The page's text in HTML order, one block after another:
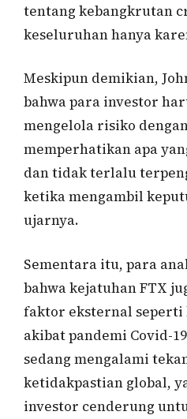
tentang kebangkrutan
keseluruhan hanya
Meskipun demikian,
bahwa para investor
mengelola risiko
memperhatikan apa
dan tidak terlalu
ketika mengambil
ujarnya.
Sementara itu, para
bahwa kejatuhan FTX
faktor eksternal seperti
akibat pandemi Covid-
sedang mengalami
ketidakpastian global,
investor cenderung